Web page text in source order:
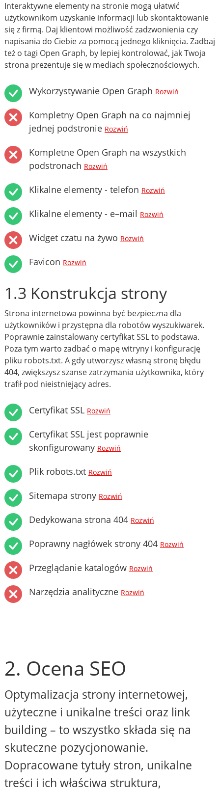
Interaktywne elementy na stronie mogą ułatwić
użytkownikom uzyskanie informacji lub skontaktowanie
się z firmą. Daj klientowi możliwość zadzwonienia czy
napisania do Ciebie za pomocą jednego kliknięcia. Zadbaj
też o tagi Open Graph, by lepiej kontrolować, jak Twoja
strona prezentuje się w mediach społecznościowych.
Wykorzystywanie Open Graph Rozwiń
Kompletny Open Graph na co najmniej
jednej podstronie Rozwiń
Kompletne Open Graph na wszystkich
podstronach Rozwiń
Klikalne elementy - telefon Rozwiń
Klikalne elementy - e–mail Rozwiń
Widget czatu na żywo Rozwiń
Favicon Rozwiń
1.3 Konstrukcja strony
Strona internetowa powinna być bezpieczna dla
użytkowników i przystępna dla robotów wyszukiwarek.
Poprawnie zainstalowany certyfikat SSL to podstawa.
Poza tym warto zadbać o mapę witryny i konfigurację
pliku robots.txt. A gdy utworzysz własną stronę błędu
404, zwiększysz szanse zatrzymania użytkownika, który
trafił pod nieistniejący adres.
Certyfikat SSL Rozwiń
Certyfikat SSL jest poprawnie
skonfigurowany Rozwiń
Plik robots.txt Rozwiń
Sitemapa strony Rozwiń
Dedykowana strona 404 Rozwiń
Poprawny nagłówek strony 404 Rozwiń
Przeglądanie katalogów Rozwiń
Narzędzia analityczne Rozwiń
2. Ocena SEO
Optymalizacja strony internetowej,
użyteczne i unikalne treści oraz link
building – to wszystko składa się na
skuteczne pozycjonowanie.
Dopracowane tytuły stron, unikalne
treści i ich właściwa struktura,